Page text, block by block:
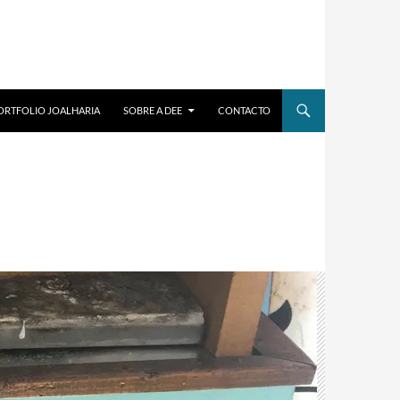
JOALHARIA SOBRE A DEE CONTACTO